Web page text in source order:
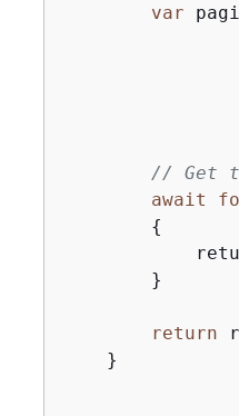
var
// Get
await
{
        }
return
    }